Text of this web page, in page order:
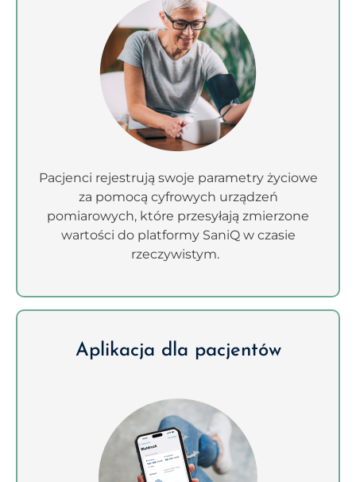
Pacjenci rejestrują swoje parametry życiowe
za pomocą cyfrowych urządzeń
pomiarowych, które przesyłają zmierzone
wartości do platformy SaniQ w czasie
rzeczywistym.
Aplikacja dla pacjentów